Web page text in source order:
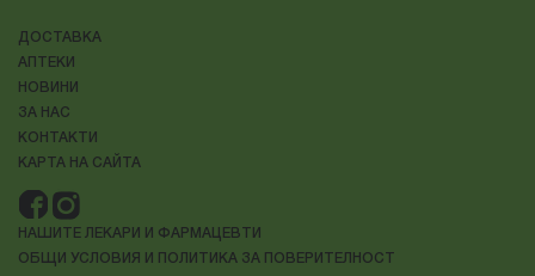
ДОСТАВКА
АПТЕКИ
НОВИНИ
ЗА НАС
КОНТАКТИ
КАРТА НА САЙТА
НАШИТЕ ЛЕКАРИ И ФАРМАЦЕВТИ
ОБЩИ УСЛОВИЯ И ПОЛИТИКА ЗА ПОВЕРИТЕЛНОСТ